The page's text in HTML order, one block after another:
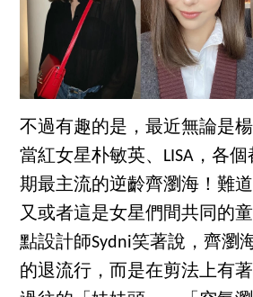
不過有趣的是，最近無論是
當紅女星朴敏英、LISA，各
期最主流的逆齡齊瀏海！難
又或者這是女星們間共同的
點設計師Sydni笑著說，齊瀏
的退流行，而是在剪法上有